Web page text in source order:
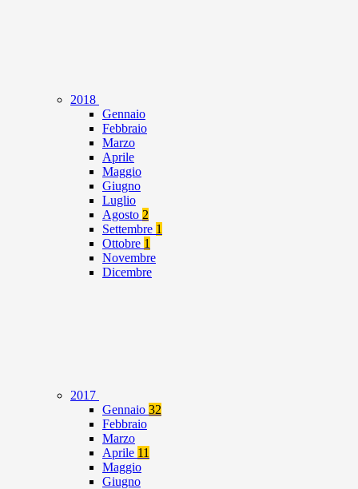
2018
Gennaio
Febbraio
Marzo
Aprile
Maggio
Giugno
Luglio
Agosto 2
Settembre 1
Ottobre 1
Novembre
Dicembre
2017
Gennaio 32
Febbraio
Marzo
Aprile 11
Maggio
Giugno